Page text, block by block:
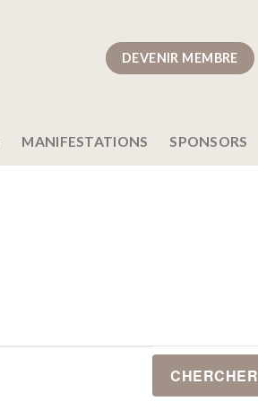
DEVENIR MEMBRE
MANIFESTATIONS SPONSORS
CHERCHER